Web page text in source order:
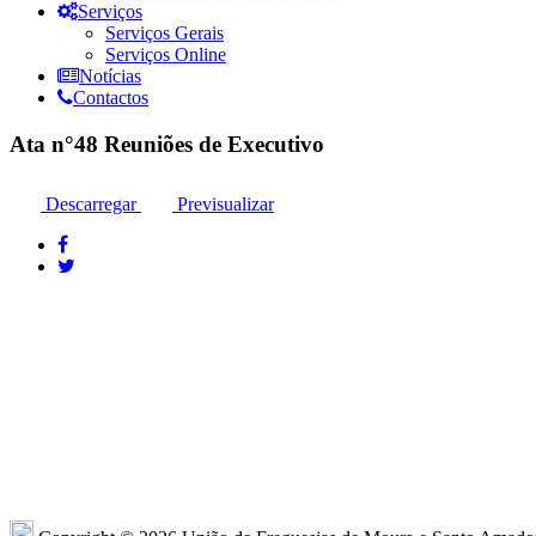
Serviços
Serviços Gerais
Serviços Online
Notícias
Contactos
Ata n°48 Reuniões de Executivo
Descarregar Previsualizar